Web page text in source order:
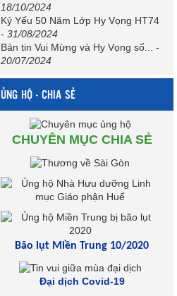
18/10/2024
Kỷ Yếu 50 Năm Lớp Hy Vọng HT74
- 31/08/2024
Bản tin Vui Mừng và Hy Vọng số...
-
20/07/2024
ỦNG HỘ - CHIA SẺ
CHUYÊN MỤC CHIA SẺ
Bão lụt Miền Trung 10/2020
Đại dịch Covid-19